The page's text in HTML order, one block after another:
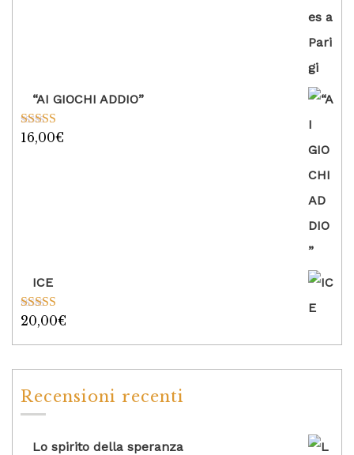
“AI GIOCHI ADDIO”
Valutato
16,00€
ICE
Valutato
20,00€
Recensioni recenti
Lo spirito della speranza